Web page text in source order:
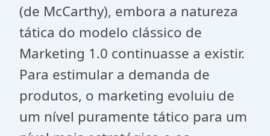
(de McCarthy), embora a natureza
tática do modelo clássico de
Marketing 1.0 continuasse a existir.
Para estimular a demanda de
produtos, o marketing evoluiu de
um nível puramente tático para um